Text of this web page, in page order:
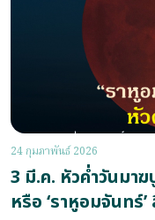
24 กุมภาพันธ์ 2026
3 มี.ค. หัวค่ำวันมาฆ
หรือ ‘ราหูอมจันทร์